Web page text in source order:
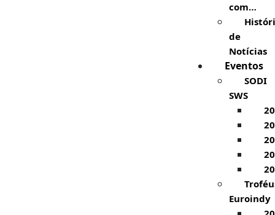
com…
de
Notícias
Eventos
SODI
SWS
Euroindy